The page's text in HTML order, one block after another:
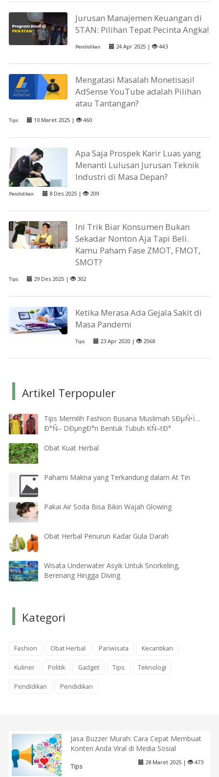
Jurusan Manajemen Keuangan di
STAN: Pilihan Tepat Pecinta Angka!
Pendidikan 24 Apr 2025 | 443
Mengatasi Masalah Monetisasi!
AdSense YouTube adalah Pilihan
atau Tantangan?
Tips 10 Maret 2025 | 460
Apa Saja Prospek Karir Luas yang
Menanti Lulusan Jurusan Teknik
Industri di Masa Depan?
Pendidikan 8 Des 2025 | 209
Ini Trik Biar Konsumen Bukan
Sekadar Nonton Aja Tapi Beli.
Kamu Paham Fase ZMOT, FMOT,
SMOT?
Tips 29 Des 2025 | 302
Ketika Merasa Ada Gejala Sakit di
Masa Pandemi
Tips 23 Apr 2020 | 2568
Artikel Terpopuler
Tips Memilih Fashion Busana Muslimah SÐµÑ•Ï…
Ð°Ñ– DÐµngÐ°n Bentuk Tubuh KÑ–tÐ°
Obat Kuat Herbal
Pahami Makna yang Terkandung dalam At Tin
Pakai Air Soda Bisa Bikin Wajah Glowing
Obat Herbal Penurun Kadar Gula Darah
Wisata Underwater Asyik Untuk Snorkeling,
Berenang Hingga Diving
Kategori
Fashion Obat Herbal Pariwisata Kecantikan
Kuliner Politik Gadget Tips Teknologi
Pendidikan Pendidikan
Jasa Buzzer Murah: Cara Cepat Membuat
Konten Anda Viral di Media Sosial
Tips
28 Maret 2025 | 473